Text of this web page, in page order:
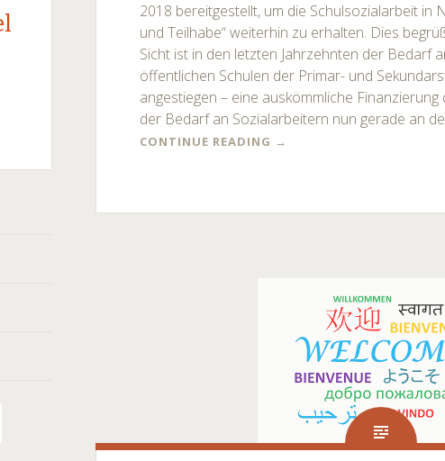
2018 bereitgestellt, um die Schulsozialarbeit in
und Teilhabe“ weiterhin zu erhalten. Dies
Sicht ist in den letzten Jahrzehnten der Bedarf
öffentlichen Schulen der Primar- und
angestiegen – eine auskömmliche
der Bedarf an Sozialarbeitern nun gerade an
CONTINUE READING →